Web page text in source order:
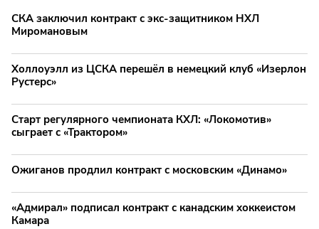
СКА заключил контракт с экс-защитником НХЛ
Миромановым
Холлоуэлл из ЦСКА перешёл в немецкий клуб «Изерлон
Рустерс»
Старт регулярного чемпионата КХЛ: «Локомотив»
сыграет с «Трактором»
Ожиганов продлил контракт с московским «Динамо»
«Адмирал» подписал контракт с канадским хоккеистом
Камара